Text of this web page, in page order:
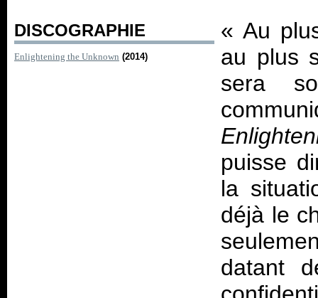
DISCOGRAPHIE
Enlightening the Unknown (2014)
« Au
au plus
sera
puisse
la
déjà le
datant